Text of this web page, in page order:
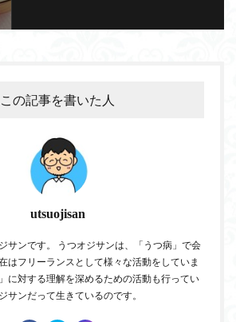
この記事を書いた人
utsuojisan
サンです。 うつオジサンは、「うつ病」で会
はフリーランスとして様々な活動をしていま
に対する理解を深めるための活動も行ってい
サンだって生きているのです。